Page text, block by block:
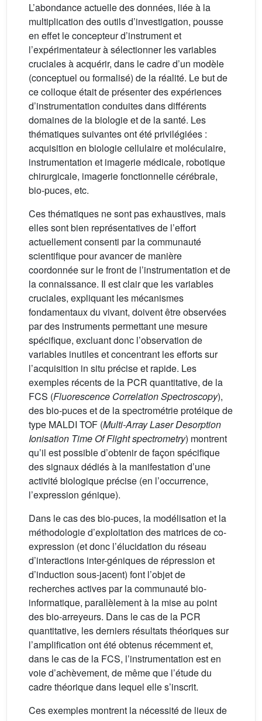
L’abondance actuelle des données, liée à la
multiplication des outils d’investigation, pousse
en effet le concepteur d’instrument et
l’expérimentateur à sélectionner les variables
cruciales à acquérir, dans le cadre d’un modèle
(conceptuel ou formalisé) de la réalité. Le but de
ce colloque était de présenter des expériences
d’instrumentation conduites dans différents
domaines de la biologie et de la santé. Les
thématiques suivantes ont été privilégiées :
acquisition en biologie cellulaire et moléculaire,
instrumentation et imagerie médicale, robotique
chirurgicale, imagerie fonctionnelle cérébrale,
bio-puces, etc.
Ces thématiques ne sont pas exhaustives, mais
elles sont bien représentatives de l’effort
actuellement consenti par la communauté
scientifique pour avancer de manière
coordonnée sur le front de l’instrumentation et de
la connaissance. Il est clair que les variables
cruciales, expliquant les mécanismes
fondamentaux du vivant, doivent être observées
par des instruments permettant une mesure
spécifique, excluant donc l’observation de
variables inutiles et concentrant les efforts sur
l’acquisition in situ précise et rapide. Les
exemples récents de la PCR quantitative, de la
FCS (Fluorescence Correlation Spectroscopy),
des bio-puces et de la spectrométrie protéique de
type MALDI TOF (Multi-Array Laser Desorption
Ionisation Time Of Flight spectrometry) montrent
qu’il est possible d’obtenir de façon spécifique
des signaux dédiés à la manifestation d’une
activité biologique précise (en l’occurrence,
l’expression génique).
Dans le cas des bio-puces, la modélisation et la
méthodologie d’exploitation des matrices de co-
expression (et donc l’élucidation du réseau
d’interactions inter-géniques de répression et
d’induction sous-jacent) font l’objet de
recherches actives par la communauté bio-
informatique, parallèlement à la mise au point
des bio-arreyeurs. Dans le cas de la PCR
quantitative, les derniers résultats théoriques sur
l’amplification ont été obtenus récemment et,
dans le cas de la FCS, l’instrumentation est en
voie d’achèvement, de même que l’étude du
cadre théorique dans lequel elle s’inscrit.
Ces exemples montrent la nécessité de lieux de